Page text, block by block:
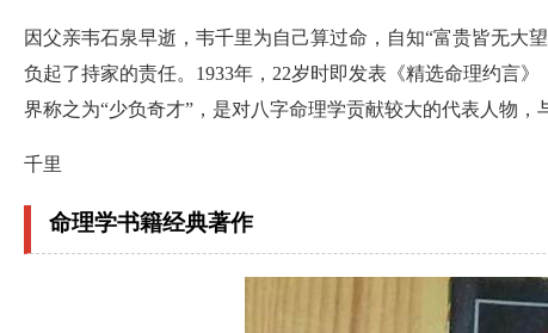
因父亲韦石泉早逝，韦千里为自己算过命，自知“富贵皆无大
负起了持家的责任。1933年，22岁时即发表《精选命理约言
界称之为“少负奇才”，是对八字命理学贡献较大的代表人物，
千里
命理学书籍经典著作